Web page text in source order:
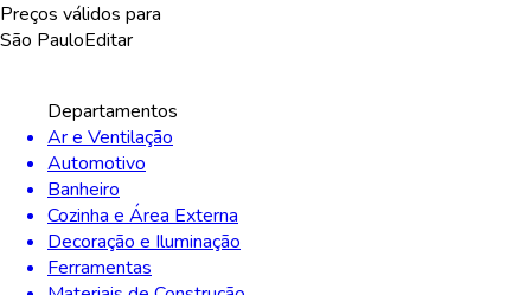
Preços válidos para
São PauloEditar
Departamentos
Ar e Ventilação
Automotivo
Banheiro
Cozinha e Área Externa
Decoração e Iluminação
Ferramentas